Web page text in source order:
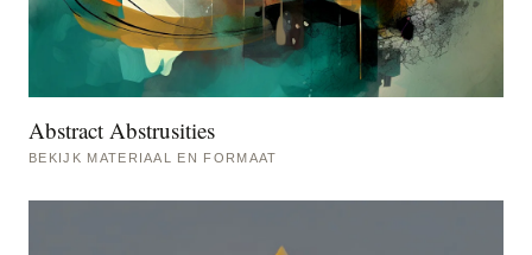
Abstract Abstrusities
BEKIJK MATERIAAL EN FORMAAT